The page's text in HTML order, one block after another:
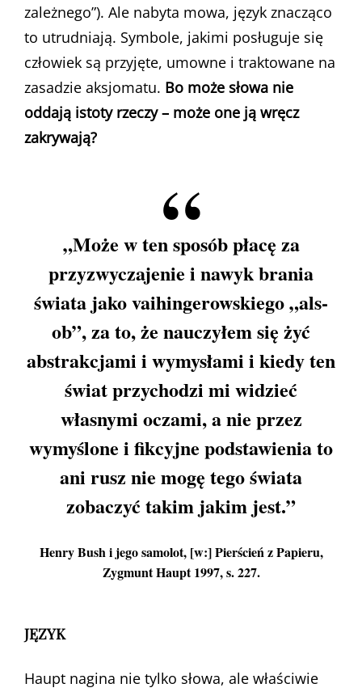
zależnego”). Ale nabyta mowa, język znacząco
to utrudniają. Symbole, jakimi posługuje się
człowiek są przyjęte, umowne i traktowane na
zasadzie aksjomatu. Bo może słowa nie
oddają istoty rzeczy – może one ją wręcz
zakrywają?
„Może w ten sposób płacę za
przyzwyczajenie i nawyk brania
świata jako vaihingerowskiego „als-
ob”, za to, że nauczyłem się żyć
abstrakcjami i wymysłami i kiedy ten
świat przychodzi mi widzieć
własnymi oczami, a nie przez
wymyślone i fikcyjne podstawienia to
ani rusz nie mogę tego świata
zobaczyć takim jakim jest.”
Henry Bush i jego samolot, [w:] Pierścień z Papieru,
Zygmunt Haupt 1997, s. 227.
JĘZYK
Haupt nagina nie tylko słowa, ale właściwie